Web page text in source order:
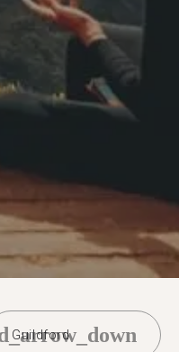
Guildford